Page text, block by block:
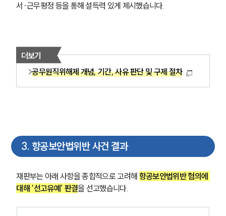
서·근무평정 등을 통해 설득력 있게 제시했습니다.
더보기
공무원직위해제 개념, 기간, 사유 판단 및 구제 절차
3. 항공보안법위반 사건 결과
재판부는 아래 사항을 종합적으로 고려해 항공보안법위반 혐의에
대해 ‘선고유예’ 판결을 선고했습니다.